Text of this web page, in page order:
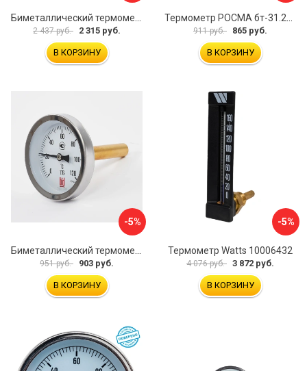
2 437 руб. 2 315 руб.
В КОРЗИНУ
911 руб. 865 руб.
В КОРЗИНУ
-5%
Биметаллический термометр BD ТБ 63Т/46 1161001031
951 руб. 903 руб.
В КОРЗИНУ
-5%
Термометр Watts 10006432
4 076 руб. 3 872 руб.
В КОРЗИНУ